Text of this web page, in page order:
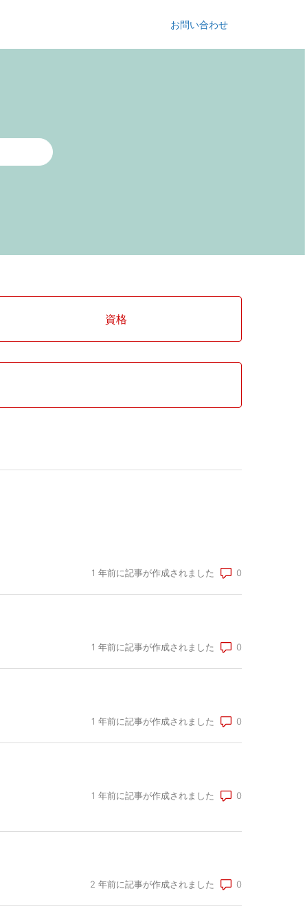
お問い合わせ
資格
1 年前に記事が作成されました
1 年前に記事が作成されました
1 年前に記事が作成されました
1 年前に記事が作成されました
2 年前に記事が作成されました